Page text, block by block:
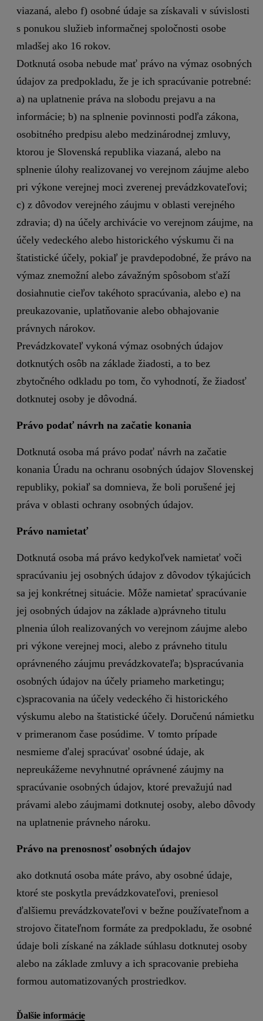
viazaná, alebo f) osobné údaje sa získavali v súvislosti
s ponukou služieb informačnej spoločnosti osobe
mladšej ako 16 rokov.
Dotknutá osoba nebude mať právo na výmaz osobných
údajov za predpokladu, že je ich spracúvanie potrebné:
a) na uplatnenie práva na slobodu prejavu a na
informácie; b) na splnenie povinnosti podľa zákona,
osobitného predpisu alebo medzinárodnej zmluvy,
ktorou je Slovenská republika viazaná, alebo na
splnenie úlohy realizovanej vo verejnom záujme alebo
pri výkone verejnej moci zverenej prevádzkovateľovi;
c) z dôvodov verejného záujmu v oblasti verejného
zdravia; d) na účely archivácie vo verejnom záujme, na
účely vedeckého alebo historického výskumu či na
štatistické účely, pokiaľ je pravdepodobné, že právo na
výmaz znemožní alebo závažným spôsobom sťaží
dosiahnutie cieľov takéhoto spracúvania, alebo e) na
preukazovanie, uplatňovanie alebo obhajovanie
právnych nárokov.
Prevádzkovateľ vykoná výmaz osobných údajov
dotknutých osôb na základe žiadosti, a to bez
zbytočného odkladu po tom, čo vyhodnotí, že žiadosť
dotknutej osoby je dôvodná.
Právo podať návrh na začatie konania
Dotknutá osoba má právo podať návrh na začatie
konania Úradu na ochranu osobných údajov Slovenskej
republiky, pokiaľ sa domnieva, že boli porušené jej
práva v oblasti ochrany osobných údajov.
Právo namietať
Dotknutá osoba má právo kedykoľvek namietať voči
spracúvaniu jej osobných údajov z dôvodov týkajúcich
sa jej konkrétnej situácie. Môže namietať spracúvanie
jej osobných údajov na základe a)právneho titulu
plnenia úloh realizovaných vo verejnom záujme alebo
pri výkone verejnej moci, alebo z právneho titulu
oprávneného záujmu prevádzkovateľa; b)spracúvania
osobných údajov na účely priameho marketingu;
c)spracovania na účely vedeckého či historického
výskumu alebo na štatistické účely. Doručenú námietku
v primeranom čase posúdime. V tomto prípade
nesmieme ďalej spracúvať osobné údaje, ak
nepreukážeme nevyhnutné oprávnené záujmy na
spracúvanie osobných údajov, ktoré prevažujú nad
právami alebo záujmami dotknutej osoby, alebo dôvody
na uplatnenie právneho nároku.
Právo na prenosnosť osobných údajov
ako dotknutá osoba máte právo, aby osobné údaje,
ktoré ste poskytla prevádzkovateľovi, preniesol
ďalšiemu prevádzkovateľovi v bežne používateľnom a
strojovo čitateľnom formáte za predpokladu, že osobné
údaje boli získané na základe súhlasu dotknutej osoby
alebo na základe zmluvy a ich spracovanie prebieha
formou automatizovaných prostriedkov.
Ďalšie informácie